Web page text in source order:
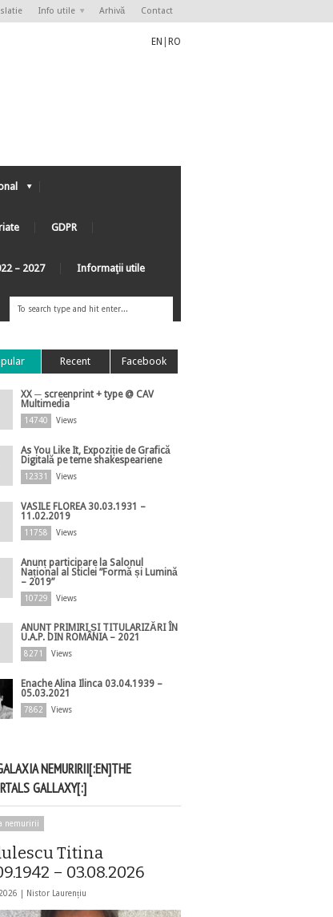
Info utile Arhivă Contact
EN RO
GDPR
– 2027 Informaţii utile
Recent Facebook
XX ─ screenprint + type @ CAV
Multimedia
14740 Views
As You Like It, Expoziție de Grafică
Digitală pe teme shakespeariene
12331 Views
VASILE FLOREA 30.03.1931 –
11.02.2019
11758 Views
Anunț participare la Salonul
Național al Sticlei ”Formă și Lumină
– 2019”
10729 Views
ANUNȚ PRIMIRI ȘI TITULARIZĂRI ÎN
U.A.P. DIN ROMÂNIA – 2021
8271 Views
Enache Alina Ilinca 03.04.1939 –
05.03.2021
7862 Views
NEMURIRII[:EN]THE
GALLAXY[:]
nemuririi
Titina
– 03.08.2026
| Nistor Laurențiu